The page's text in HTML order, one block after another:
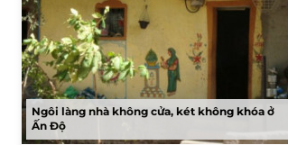
Ngôi làng nhà không cửa, két không khóa ở
Ấn Độ